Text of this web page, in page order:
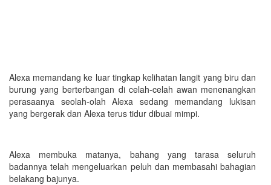
Alexa memandang ke luar tingkap kelihatan langit yang biru dan
burung yang berterbangan di celah-celah awan menenangkan
perasaanya seolah-olah Alexa sedang memandang lukisan
yang bergerak dan Alexa terus tidur dibuai mimpi.
Alexa membuka matanya, bahang yang tarasa seluruh
badannya telah mengeluarkan peluh dan membasahi bahagian
belakang bajunya.